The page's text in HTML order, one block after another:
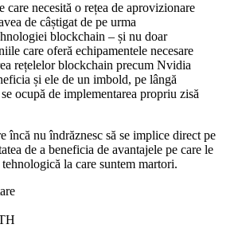
care necesită o rețea de aprovizionare
de câștigat de pe urma
blockchain – și nu doar
care oferă echipamentele necesare
rețelelor blockchain precum Nvidia
și ele de un imbold, pe lângă
ocupă de implementarea propriu zisă
încă nu îndrăznesc să se implice direct pe
de a beneficia de avantajele pe care le
la care suntem martori.